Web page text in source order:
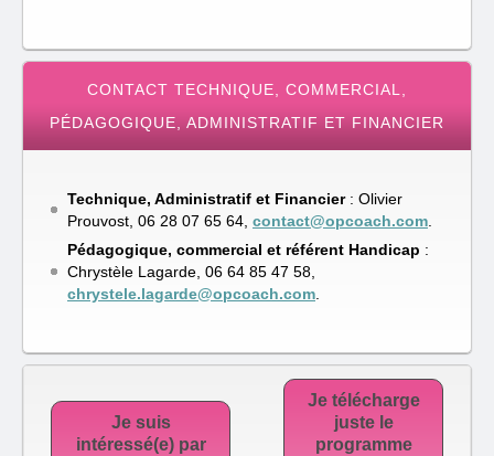
CONTACT TECHNIQUE, COMMERCIAL,
PÉDAGOGIQUE, ADMINISTRATIF ET FINANCIER
Technique, Administratif et Financier: Olivier
Prouvost, 06 28 07 65 64, contact@opcoach.com
Pédagogique, commercial et référent Handicap :
Chrystèle Lagarde, ‭06 64 85 47 58‬,
chrystele.lagarde@opcoach.com
Je suis
intéressé(e) par
Je télécharge
juste le
programme